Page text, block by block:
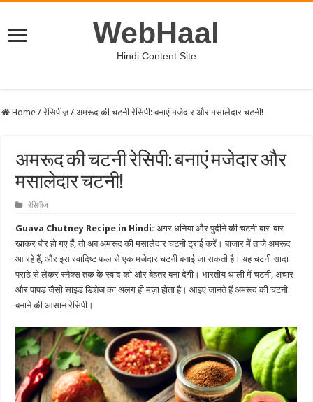
WebHaal
Hindi Content Site
Home / रेसिपीज़ / अमरूद की चटनी रेसिपी: बनाएं मजेदार और मसालेदार चटनी!
अमरूद की चटनी रेसिपी: बनाएं मजेदार और
मसालेदार चटनी!
रेसिपीज़
Guava Chutney Recipe in Hindi: अगर धनिया और पुदीने की चटनी बार-बार
खाकर बोर हो गए हैं, तो अब अमरूद की मसालेदार चटनी ट्राई करें। बाजार में ताजे अमरूद
आ रहे हैं, और इस स्वादिष्ट फल से एक मजेदार चटनी बनाई जा सकती है। यह चटनी सादा
पराठे से लेकर स्नैक्स तक के स्वाद को और बेहतर बना देगी। भारतीय थाली में चटनी, अचार
और पापड़ जैसी साइड डिशेज का अलग ही मज़ा होता है। आइए जानते हैं अमरूद की चटनी
बनाने की आसान रेसिपी।